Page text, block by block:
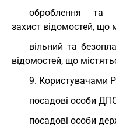
оброблення та
захист відомостей, що
вільний та
відомостей, що
9. Користувачами
посадові особи ДПС
посадові особи